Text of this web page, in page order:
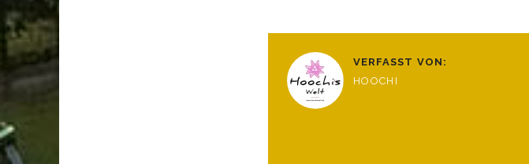
VERFASST VON:
HOOCHI